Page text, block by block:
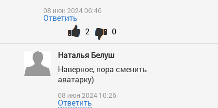
08 июн 2024 06:46
Ответить
0
2
Наталья Белуш
Наверное, пора сменить
аватарку)
08 июн 2024 10:26
Ответить